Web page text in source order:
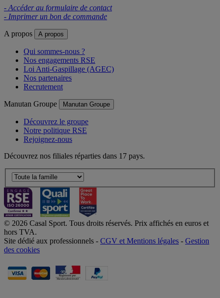
- Accéder au formulaire de contact
- Imprimer un bon de commande
A propos A propos
Qui sommes-nous ?
Nos engagements RSE
Loi Anti-Gaspillage (AGEC)
Nos partenaires
Recrutement
Manutan Groupe Manutan Groupe
Découvrez le groupe
Notre politique RSE
Rejoignez-nous
Découvrez nos filiales réparties dans 17 pays.
© 2026 Casal Sport. Tous droits réservés. Prix affichés en euros et
hors TVA.
Site dédié aux professionnels - CGV et Mentions légales - Gestion
des cookies